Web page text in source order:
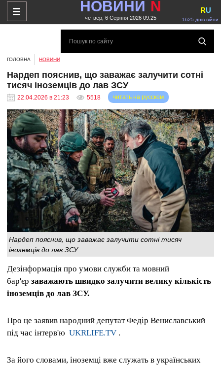
НОВИНИ N
четвер, 6 Серпня 2026 09:25 1625 днів війни
RU
ГОЛОВНА НОВИНИ
Нардеп пояснив, що заважає залучити сотні
тисяч іноземців до лав ЗСУ
22.04.2026 в 21:23 5518 читать на русском
Нардеп пояснив, що заважає залучити сотні тисяч
іноземців до лав ЗСУ
Дезінформація про умови служби та мовний
бар'єр заважають швидко залучити велику кількість
іноземців до лав ЗСУ.
Про це заявив народний депутат Федір Вениславський
під час інтерв'ю UKRLIFE.TV .
За його словами, іноземці вже служать в українських